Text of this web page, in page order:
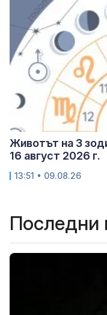
Животът на 3
16 август 2026 г.
13:51 • 09.08.26
Последни